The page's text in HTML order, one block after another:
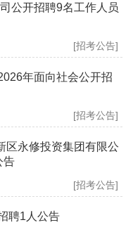
公开招聘9名工作人员
[招考公告]
年面向社会公开招
[招考公告]
区永修投资集团有限公
告
[招考公告]
聘1人公告